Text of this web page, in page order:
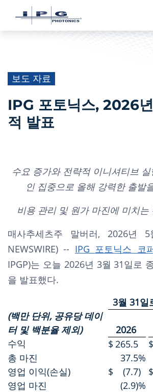
보도 자료
IPG 포토닉스, 2026
적 발표
수요 증가와 전략적 이니셔티브
인 집중으로 올해 강력한 출발
비용 관리 및 원가 마진에 미치는
매사추세츠주 말버러, 2026년
NEWSWIRE) -- IPG 포토닉스 코
IPGP)는 오늘 2026년 3월 31일로
을 발표했다.
3월 31일
(백만 단위, 공유당 데이
터 및 백분율 제외)
2026
수익
$ 265.5 $
총 마진
37.5%
영업 이익(손실)
$ (7.7) $
영업 마진
(2.9)%